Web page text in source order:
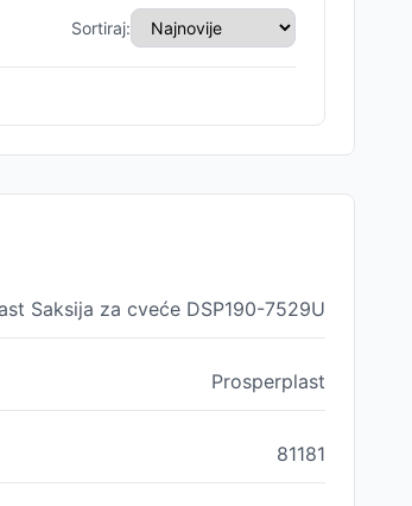
Sortiraj:
Saksija za cveće DSP190-7529U
Prosperplast
81181